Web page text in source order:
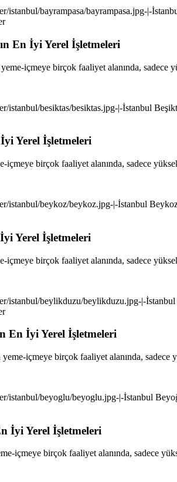
istanbul/bayrampasa/bayrampasa.jpg-|-
En İyi Yerel İşletmeleri
içmeye birçok faaliyet alanında,
istanbul/besiktas/besiktas.jpg-|-İstanbul
Yerel İşletmeleri
içmeye birçok faaliyet alanında, sadece
istanbul/beykoz/beykoz.jpg-|-İstanbul
Yerel İşletmeleri
içmeye birçok faaliyet alanında, sadece
istanbul/beylikduzu/beylikduzu.jpg-|-
En İyi Yerel İşletmeleri
içmeye birçok faaliyet alanında,
istanbul/beyoglu/beyoglu.jpg-|-İstanbul
İyi Yerel İşletmeleri
içmeye birçok faaliyet alanında, sadece